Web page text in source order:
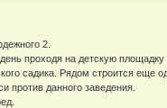
2.
проходя на детскую
садика. Рядом строится еще
против данного заведения.